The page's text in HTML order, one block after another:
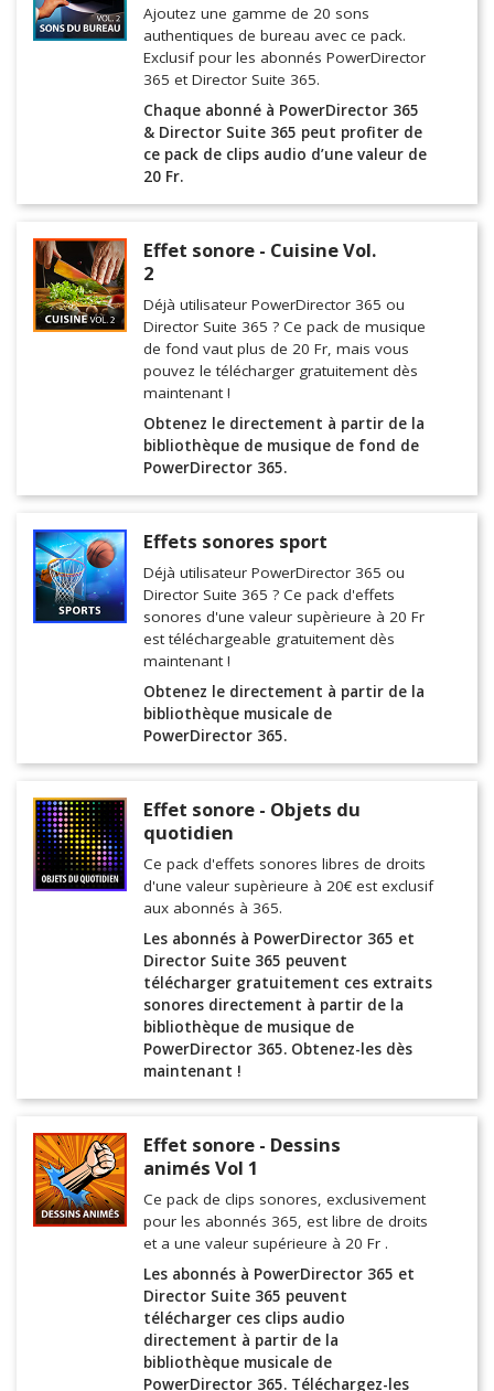
Ajoutez une gamme de 20 sons
authentiques de bureau avec ce pack.
Exclusif pour les abonnés PowerDirector
365 et Director Suite 365.
Chaque abonné à PowerDirector 365
& Director Suite 365 peut profiter de
ce pack de clips audio d’une valeur de
20 Fr.
Effet sonore - Cuisine Vol.
2
Déjà utilisateur PowerDirector 365 ou
Director Suite 365 ? Ce pack de musique
de fond vaut plus de 20 Fr, mais vous
pouvez le télécharger gratuitement dès
maintenant !
Obtenez le directement à partir de la
bibliothèque de musique de fond de
PowerDirector 365.
Effets sonores sport
Déjà utilisateur PowerDirector 365 ou
Director Suite 365 ? Ce pack d'effets
sonores d'une valeur supèrieure à 20 Fr
est téléchargeable gratuitement dès
maintenant !
Obtenez le directement à partir de la
bibliothèque musicale de
PowerDirector 365.
Effet sonore - Objets du
quotidien
Ce pack d'effets sonores libres de droits
d'une valeur supèrieure à 20€ est exclusif
aux abonnés à 365.
Les abonnés à PowerDirector 365 et
Director Suite 365 peuvent
télécharger gratuitement ces extraits
sonores directement à partir de la
bibliothèque de musique de
PowerDirector 365. Obtenez-les dès
maintenant !
Effet sonore - Dessins
animés Vol 1
Ce pack de clips sonores, exclusivement
pour les abonnés 365, est libre de droits
et a une valeur supérieure à 20 Fr .
Les abonnés à PowerDirector 365 et
Director Suite 365 peuvent
télécharger ces clips audio
directement à partir de la
bibliothèque musicale de
PowerDirector 365. Téléchargez-les